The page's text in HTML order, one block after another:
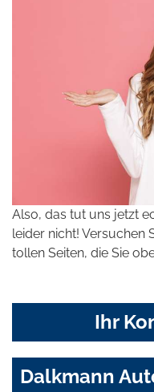
Also, das tut uns jetzt
leider nicht! Versuchen
tollen Seiten, die Sie
Ihr
Dalkmann